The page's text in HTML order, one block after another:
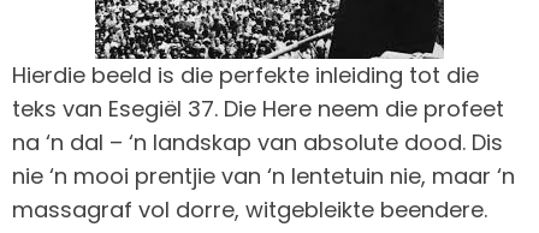
Hierdie beeld is die perfekte inleiding tot die
teks van Esegiël 37. Die Here neem die profeet
na ‘n dal – ‘n landskap van absolute dood. Dis
nie ‘n mooi prentjie van ‘n lentetuin nie, maar ‘n
massagraf vol dorre, witgebleikte beendere.